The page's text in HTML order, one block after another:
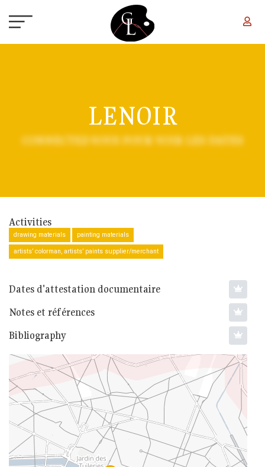
LENOIR
CONNECTEZ-VOUS POUR VOIR LES DATES
Activities
drawing materials painting materials
artists’ colorman, artists’ paints supplier/merchant
Dates d'attestation documentaire
Notes et références
Bibliography